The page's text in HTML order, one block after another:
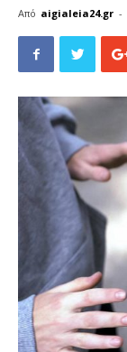
Από aigialeia24.gr -